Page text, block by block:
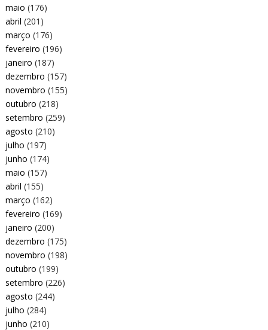
maio (176)
abril (201)
março (176)
fevereiro (196)
janeiro (187)
dezembro (157)
novembro (155)
outubro (218)
setembro (259)
agosto (210)
julho (197)
junho (174)
maio (157)
abril (155)
março (162)
fevereiro (169)
janeiro (200)
dezembro (175)
novembro (198)
outubro (199)
setembro (226)
agosto (244)
julho (284)
junho (210)